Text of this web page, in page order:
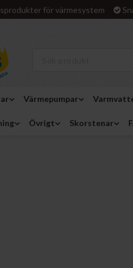
för värmesystem
Värmepumpar
Övrigt Skorstenar